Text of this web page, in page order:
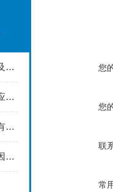
射流曝气器的维护保养涉及多个方面
射流曝气器根据其结构和应用场景的不同，可分为多种类型
可提升式旋流曝气器可以有效地将气体溶解到水中
选购旋流曝气器要看那些因素？
您
您
联
常